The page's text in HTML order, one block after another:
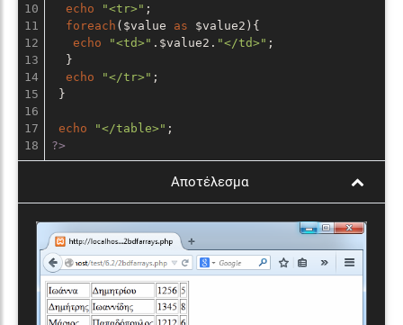
10
11
12
13
14
15
16
17
echo
"<tr>" ;
foreach ($value as $value2){
echo
"<td>" .$value2. "</td>" ;
  }
echo
"</tr>" ;
}
echo "</table>"
?>
Αποτέλεσμα